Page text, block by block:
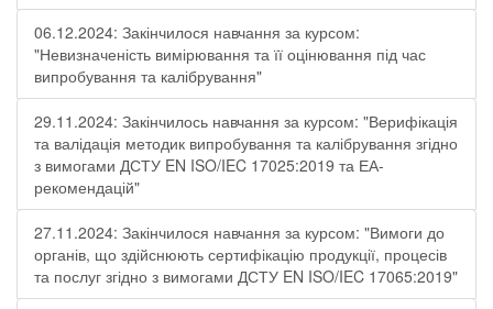
06.12.2024: Закінчилося навчання за курсом:
"Невизначеність вимірювання та її оцінювання під час
випробування та калібрування"
29.11.2024: Закінчилось навчання за курсом: "Верифікація
та валідація методик випробування та калібрування згідно
з вимогами ДСТУ EN ISO/IEC 17025:2019 та ЕА-
рекомендацій"
27.11.2024: Закінчилося навчання за курсом: "Вимоги до
органів, що здійснюють сертифікацію продукції, процесів
та послуг згідно з вимогами ДСТУ EN ISO/IEC 17065:2019"